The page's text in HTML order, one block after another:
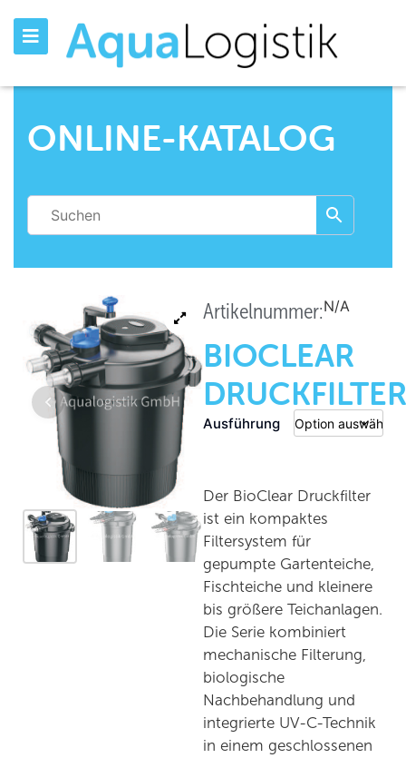
ONLINE-KATALOG
Artikelnummer:N/A
BIOCLEAR
DRUCKFILTER
Ausführung
Der BioClear Druckfilter
ist ein kompaktes
Filtersystem für
gepumpte Gartenteiche,
Fischteiche und kleinere
bis größere Teichanlagen.
Die Serie kombiniert
mechanische Filterung,
biologische
Nachbehandlung und
integrierte UV-C-Technik
in einem geschlossenen